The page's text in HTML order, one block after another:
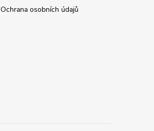
Ochrana osobních údajů